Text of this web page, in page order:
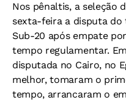
Nos pênaltis, a seleção
sexta-feira a disputa
Sub-20 após empate
tempo regulamentar.
disputada no Cairo, no
melhor, tomaram o
tempo, arrancaram o